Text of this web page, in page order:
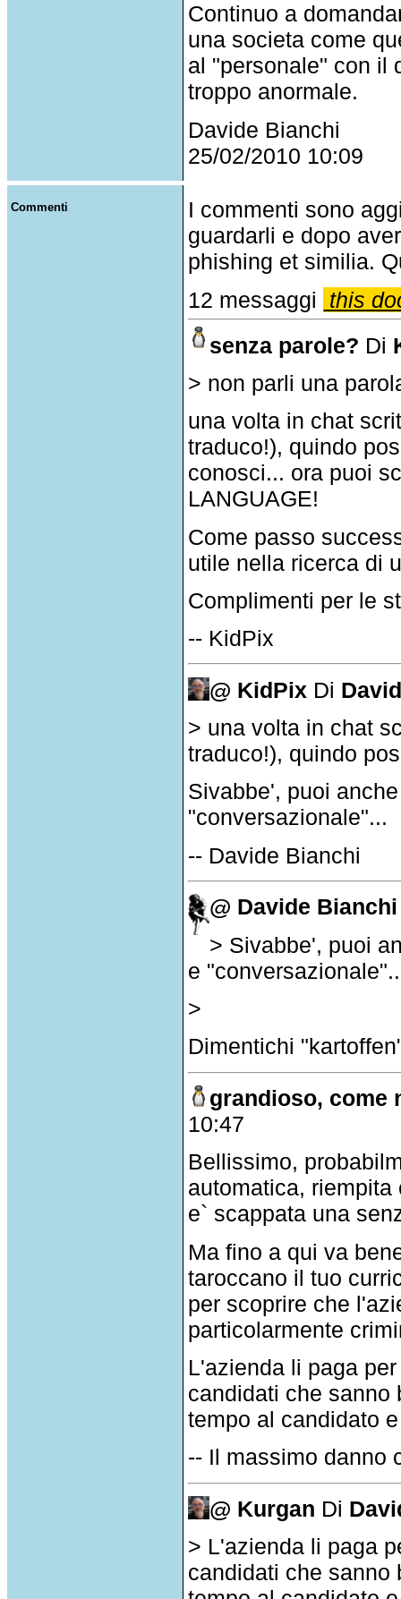
Continuo a
una societa come
al "personale" con il
troppo anormale.
Davide Bianchi
25/02/2010 10:09
Commenti
I commenti sono
guardarli e dopo
phishing et similia.
12 messaggi
this
senza parole? Di
> non parli una
una volta in chat
traduco!), quindo
conosci... ora puoi
LANGUAGE!
Come passo
utile nella ricerca di
Complimenti per le
-- KidPix
@ KidPix Di
> una volta in chat
traduco!), quindo
Sivabbe', puoi
"conversazionale"...
-- Davide Bianchi
@ Davide Bianchi
> Sivabbe', puoi
e
>
Dimentichi
grandioso, come
10:47
Bellissimo,
automatica,
e` scappata una
Ma fino a qui va
taroccano il tuo
per scoprire che
particolarmente
L'azienda li paga
candidati che sanno
tempo al candidato
-- Il massimo danno
@ Kurgan Di
> L'azienda li paga
candidati che sanno